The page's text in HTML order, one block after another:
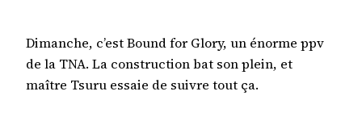
Dimanche, c’est Bound for Glory, un énorme ppv
de la TNA. La construction bat son plein, et
maître Tsuru essaie de suivre tout ça.